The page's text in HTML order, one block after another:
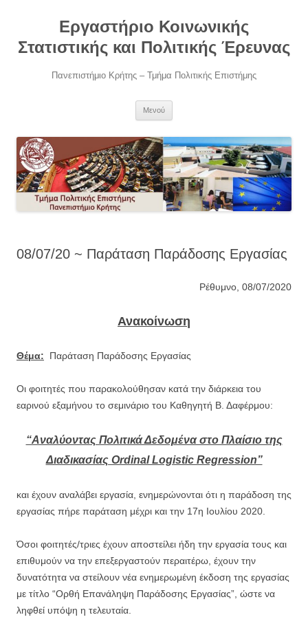
περιεχόμενοΕργαστήριο Κοινωνικής
Στατιστικής και Πολιτικής Έρευνας
Πανεπιστήμιο Κρήτης – Τμήμα Πολιτικής Επιστήμης
Μενού
08/07/20 ~ Παράταση Παράδοσης Εργασίας
Ρέθυμνο, 08/07/2020
Ανακοίνωση
Θέμα: Παράταση Παράδοσης Εργασίας
Οι φοιτητές που παρακολούθησαν κατά την διάρκεια του
εαρινού εξαμήνου το σεμινάριο του Καθηγητή Β. Δαφέρμου:
“Αναλύοντας Πολιτικά Δεδομένα στο Πλαίσιο της
Διαδικασίας Ordinal Logistic Regression”
και έχουν αναλάβει εργασία, ενημερώνονται ότι η παράδοση της
εργασίας πήρε παράταση μέχρι και την 17η Ιουλίου 2020.
Όσοι φοιτητές/τριες έχουν αποστείλει ήδη την εργασία τους και
επιθυμούν να την επεξεργαστούν περαιτέρω, έχουν την
δυνατότητα να στείλουν νέα ενημερωμένη έκδοση της εργασίας
με τίτλο “Ορθή Επανάληψη Παράδοσης Εργασίας”, ώστε να
ληφθεί υπόψη η τελευταία.